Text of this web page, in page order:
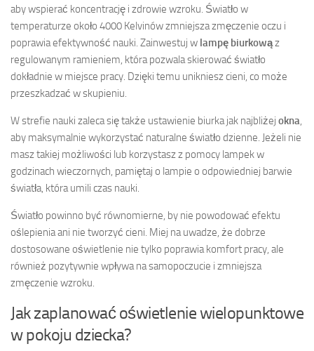
aby wspierać koncentrację i zdrowie wzroku. Światło w
temperaturze około 4000 Kelvinów zmniejsza zmęczenie oczu i
poprawia efektywność nauki. Zainwestuj w lampę biurkowąz
regulowanym ramieniem, która pozwala skierować światło
dokładnie w miejsce pracy. Dzięki temu unikniesz cieni, co może
przeszkadzać w skupieniu.
W strefie nauki zaleca się także ustawienie biurka jak najbliżej okna
aby maksymalnie wykorzystać naturalne światło dzienne. Jeżeli nie
masz takiej możliwości lub korzystasz z pomocy lampek w
godzinach wieczornych, pamiętaj o lampie o odpowiedniej barwie
światła, która umili czas nauki.
Światło powinno być równomierne, by nie powodować efektu
oślepienia ani nie tworzyć cieni. Miej na uwadze, że dobrze
dostosowane oświetlenie nie tylko poprawia komfort pracy, ale
również pozytywnie wpływa na samopoczucie i zmniejsza
zmęczenie wzroku.
Jak zaplanować oświetlenie wielopunktowe
w pokoju dziecka?